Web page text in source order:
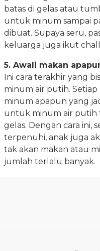
batas di gelas atau
untuk minum sampai
dibuat. Supaya seru,
keluarga juga ikut
5. Awali makan
Ini cara terakhir yang
minum air putih.
minum apapun yang
untuk minum air putih
gelas. Dengan cara ini,
terpenuhi, anak juga
tak akan makan atau
jumlah terlalu banyak.